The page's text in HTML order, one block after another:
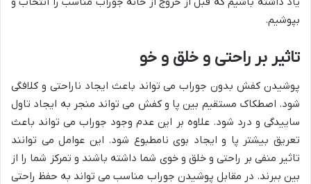
بپوشیم.
تاثیر بر راحتی و خلق و خو
پوشیدن کفش بدون جوراب می تواند باعث ایجاد ناراحتی و کلافگی
شود. اصطکاک مستقیم بین پا و کفش می تواند منجر به ایجاد تاول
ساییدگی و درد شود. علاوه بر این عدم وجود جوراب می تواند باعث
تعریق بیشتر پا و ایجاد بوی نامطبوع شود. این عوامل می توانند
تاثیر منفی بر راحتی و خلق و خوی شما داشته باشند و تمرکز شما را از
بین ببرند. در مقابل پوشیدن جوراب مناسب می تواند به حفظ راحتی